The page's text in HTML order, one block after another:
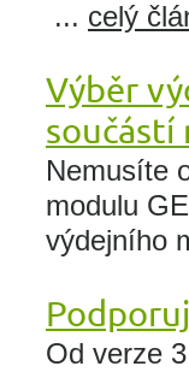
... celý
Výběr
součástí
Nemusíte
modulu
výdejního
Od verze